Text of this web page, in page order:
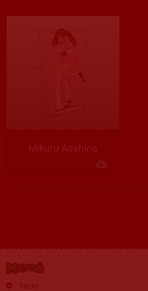
Mikuru Asahina
Menú
Inicio